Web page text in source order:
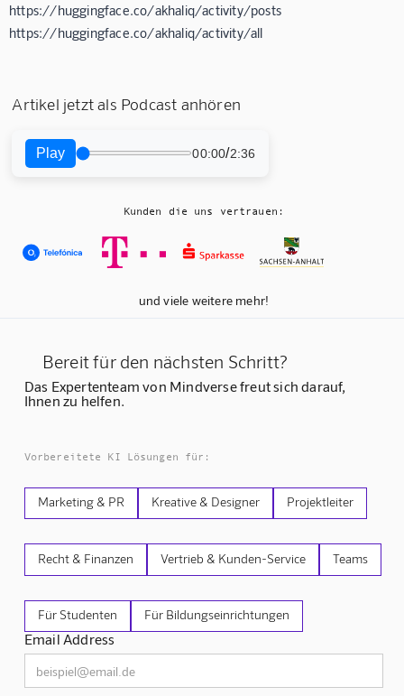
https://huggingface.co/akhaliq/activity/posts
https://huggingface.co/akhaliq/activity/all
Artikel jetzt als Podcast anhören
Play 00:00/2:36
Kunden die uns vertrauen:
und viele weitere mehr!
Bereit für den nächsten Schritt?
Das Expertenteam von Mindverse freut sich darauf,
Ihnen zu helfen.
Vorbereitete KI Lösungen für:
Marketing & PR Kreative & Designer Projektleiter
Recht & Finanzen Vertrieb & Kunden-Service Teams
Für Studenten Für Bildungseinrichtungen
Email Address